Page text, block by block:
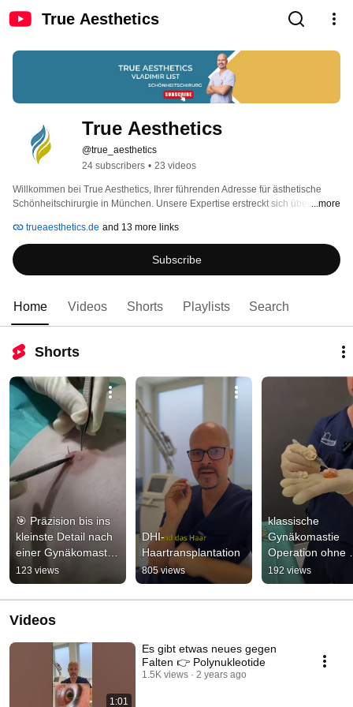
True Aesthetics
True Aesthetics
@true_aesthetics
24 subscribers • 23 videos
Willkommen bei True Aesthetics, Ihrer führenden Adresse für ästhetische
Schönheitschirurgie in München. Unsere Expertise erstreckt sich über ein
hervorzuheben und Ihr Lebensgefühl positiv zu beeinflussen.
...more
trueaesthetics.de and 13 more links
Subscribe
Home Videos Shorts Playlists Search
Shorts
🎯 Präzision bis ins
kleinste Detail nach
einer Gynäkomastie-
OP
123 views
DHI-
Haartransplantation
805 views
klassische
Gynäkomastie
Operation ohne
Liposuktion 🫶
192 views
Videos
1:01
Es gibt etwas neues gegen
Falten 👉 Polynukleotide
1.5K views 2 years ago